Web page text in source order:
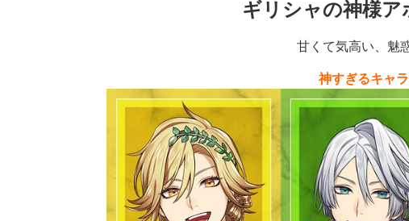
ギリシャの神様ア
甘くて気高い、魅
神すぎるキャ